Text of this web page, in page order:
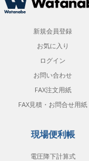
新規会員登録
お気に入り
ログイン
お問い合わせ
FAX注文用紙
FAX見積・お問合せ用紙
現場便利帳
電圧降下計算式